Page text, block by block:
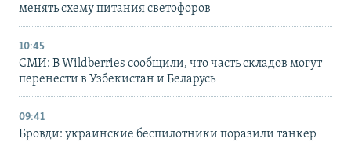
менять схему питания светофоров
10:45
СМИ: В Wildberries сообщили, что часть складов могут
перенести в Узбекистан и Беларусь
09:41
Бровди: украинские беспилотники поразили танкер